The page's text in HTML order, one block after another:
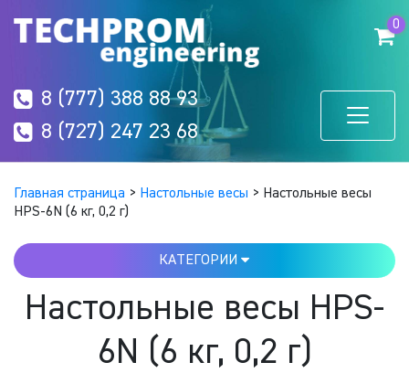
0
8 (777) 388 88 93
8 (727) 247 23 68
Главная страница > Настольные весы > Настольные весы
HPS-6N (6 кг, 0,2 г)
КАТЕГОРИИ
Настольные весы HPS-
6N (6 кг, 0,2 г)